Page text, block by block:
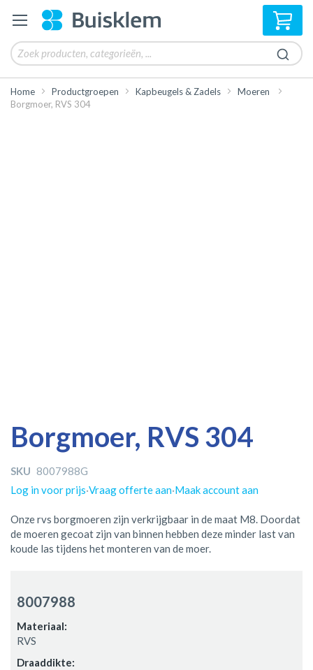
Home Productgroepen Kapbeugels & Zadels
Moeren
Borgmoer, RVS 304
Borgmoer, RVS 304
SKU 8007988G
Log in voor prijs·Vraag offerte aan·Maak account aan
Onze rvs borgmoeren zijn verkrijgbaar in de maat M8. Doordat
de moeren gecoat zijn van binnen hebben deze minder last van
koude las tijdens het monteren van de moer.
naar
einde
de
gallerij
naar
begin
de
gallerij
8007988
RVS